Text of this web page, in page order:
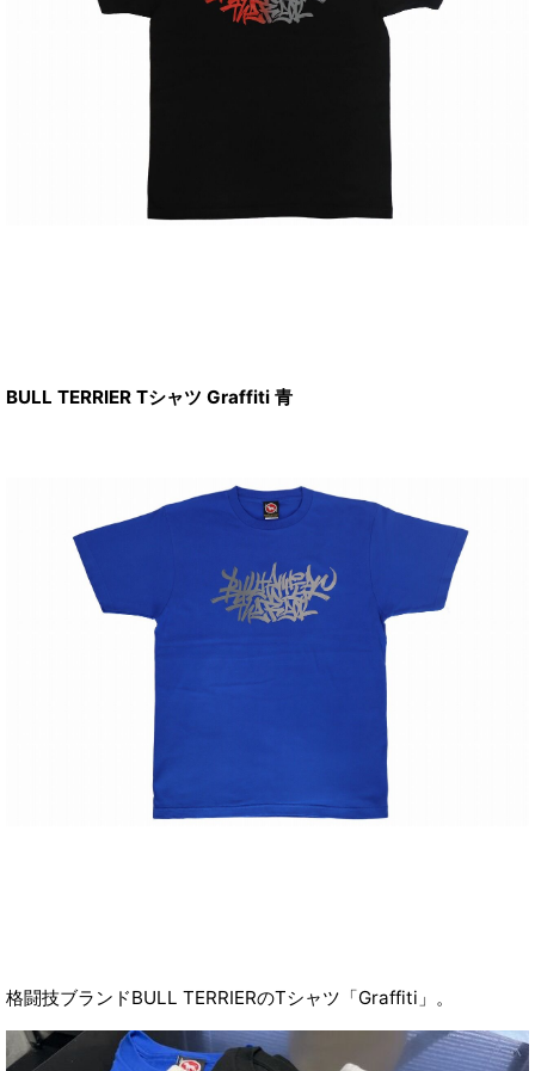
BULL TERRIER Tシャツ Graffiti 青
格闘技ブランドBULL TERRIERのTシャツ「Graffiti」。